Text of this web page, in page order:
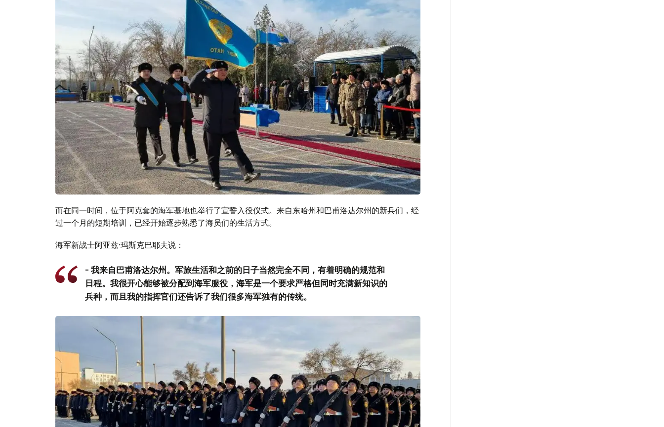
而在同一时间，位于阿克套的海军基地也举行了宣誓入役仪式。来自东哈州和巴甫洛达尔州的新兵们，经
过一个月的短期培训，已经开始逐步熟悉了海员们的生活方式。
海军新战士阿亚兹·玛斯克巴耶夫说：
- 我来自巴甫洛达尔州。军旅生活和之前的日子当然完全不同，有着明确的规范和
日程。我很开心能够被分配到海军服役，海军是一个要求严格但同时充满新知识的
兵种，而且我的指挥官们还告诉了我们很多海军独有的传统。